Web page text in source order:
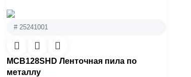
# 25241001
MCB128SHD Ленточная пила по
металлу